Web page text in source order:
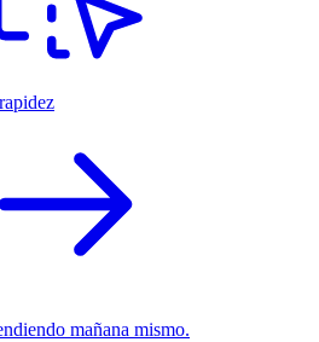
mañana mismo.